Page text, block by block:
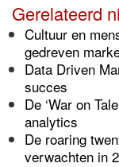
Gerelateerd
Cultuur en
gedreven
Data Driven
succes
De ‘War on
analytics
De roaring
verwachten in